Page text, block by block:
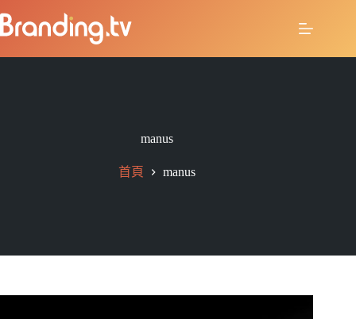
manus
首頁 manus